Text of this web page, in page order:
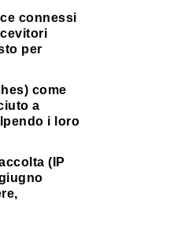
connessi
per
come
a
i loro
(IP